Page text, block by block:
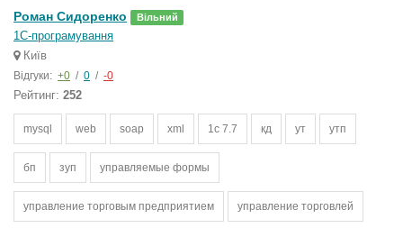
Роман Сидоренко Вільний
1С-програмування
Київ
Відгуки: +0 / 0 / -0
Рейтинг: 252
mysql web soap xml 1с 7.7 кд ут утп
бп зуп управляемые формы
управление торговым предприятием управление торговлей